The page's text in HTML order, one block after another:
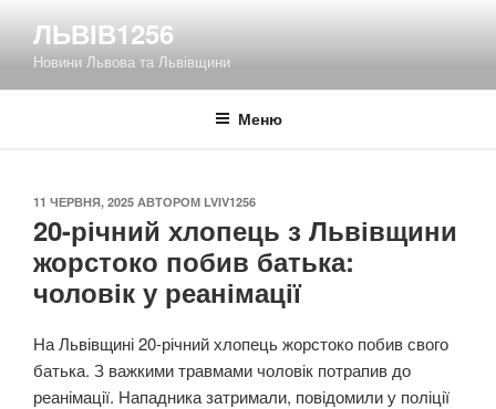
вмісту
ЛЬВІВ1256
Новини Львова та Львівщини
Меню
ОПУБЛІКОВАНО
11 ЧЕРВНЯ, 2025 АВТОРОМ LVIV1256
20-річний хлопець з Львівщини
жорстоко побив батька:
чоловік у реанімації
На Львівщині 20-річний хлопець жорстоко побив свого
батька. З важкими травмами чоловік потрапив до
реанімації. Нападника затримали, повідомили у поліції